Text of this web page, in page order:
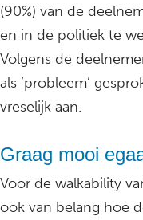
(90%) van de
en in de politiek te
Volgens de
als ’probleem’
vreselijk aan.
Graag mooi
Voor de walkability
ook van belang hoe